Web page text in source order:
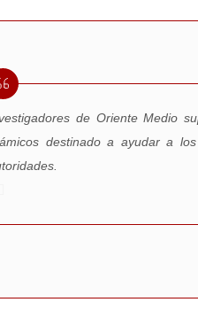
de Oriente Medio
destinado a ayudar a